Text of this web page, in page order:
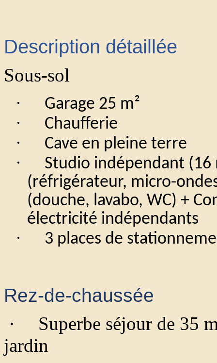
Description détaillée
Sous-sol
· Garage 25 m²
· Chaufferie
· Cave en pleine terre
·
Studio indépendant (16
(réfrigérateur, micro-
(douche, lavabo, WC) +
électricité indépendants
· 3 places de
Rez-de-chaussée
·
Superbe séjour de 35
jardin